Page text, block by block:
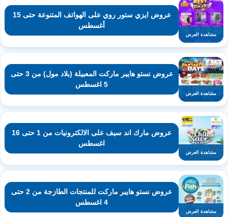
مشاهدة العرض
عروض ايزي ستور روي على الهواتف المتنوعة حتى 15
أغسطس
مشاهدة العرض
عروض نستو هايبر ماركت المعبيلة (بلاد مول) من 3 حتى
5 اغسطس
مشاهدة العرض
عروض مارك اند سيف على الالكترونيات من 1 حتى 16
اغسطس
مشاهدة العرض
عروض نستو هايبر ماركت للمنتجات الطازجة من 2 حتى
4 اغسطس